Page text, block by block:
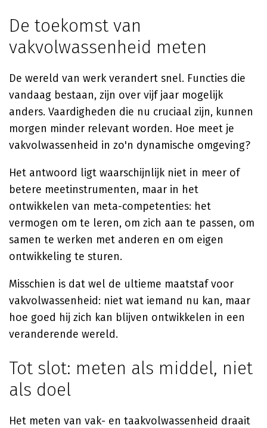
De toekomst van
vakvolwassenheid meten
De wereld van werk verandert snel. Functies die
vandaag bestaan, zijn over vijf jaar mogelijk
anders. Vaardigheden die nu cruciaal zijn, kunnen
morgen minder relevant worden. Hoe meet je
vakvolwassenheid in zo'n dynamische omgeving?
Het antwoord ligt waarschijnlijk niet in meer of
betere meetinstrumenten, maar in het
ontwikkelen van meta-competenties: het
vermogen om te leren, om zich aan te passen, om
samen te werken met anderen en om eigen
ontwikkeling te sturen.
Misschien is dat wel de ultieme maatstaf voor
vakvolwassenheid: niet wat iemand nu kan, maar
hoe goed hij zich kan blijven ontwikkelen in een
veranderende wereld.
Tot slot: meten als middel, niet
als doel
Het meten van vak- en taakvolwassenheid draait